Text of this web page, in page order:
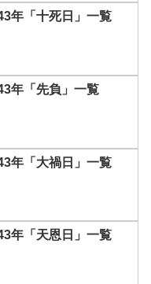
年「十死日」一覧
年「先負」一覧
年「大禍日」一覧
年「天恩日」一覧